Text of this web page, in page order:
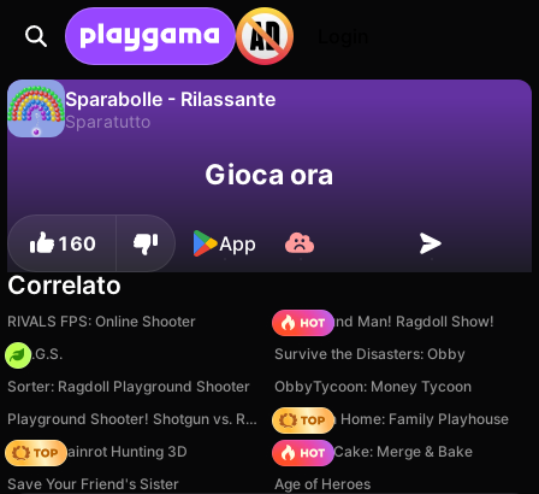
Sparabolle - Rilassante
Sparatutto
Salva i progressi!Gioca ora
160 App
Correlato
RIVALS FPS: Online Shooter
Playground Man! Ragdoll Show!
H.O.G.S.
Survive the Disasters: Obby
Sorter: Ragdoll Playground Shooter
ObbyTycoon: Money Tycoon
Playground Shooter! Shotgun vs. Ragdolls!
My Town Home: Family Playhouse
Italian Brainrot Hunting 3D
Piece of Cake: Merge & Bake
Save Your Friend's Sister
Age of Heroes